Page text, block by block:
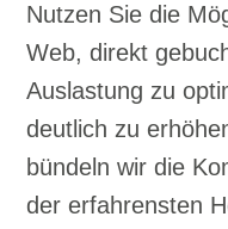
Nutzen Sie die
Web, direkt
Auslastung zu
deutlich zu
bündeln wir die
der erfahrensten